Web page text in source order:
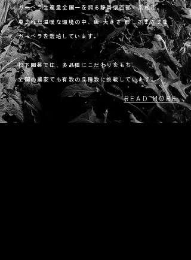
ガーベラ​生産量全国一を誇る静岡県西部 浜松市。
​恵まれた温暖な環境の中、色 大きさ 形 さまざまな
ガーベラを栽培しています。
松下園芸では、多品種にこだわりをもち、
​全国の農家でも有数の品種数に挑戦しています。
READ MORE